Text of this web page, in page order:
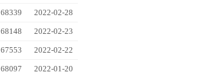
68339 2022-02-28
68148 2022-02-23
67553 2022-02-22
68097 2022-01-20